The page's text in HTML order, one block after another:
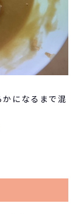
になるまで混